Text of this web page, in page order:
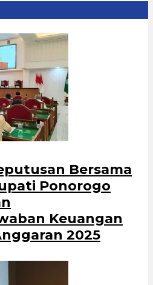
Bersama
Ponorogo
Keuangan
2025